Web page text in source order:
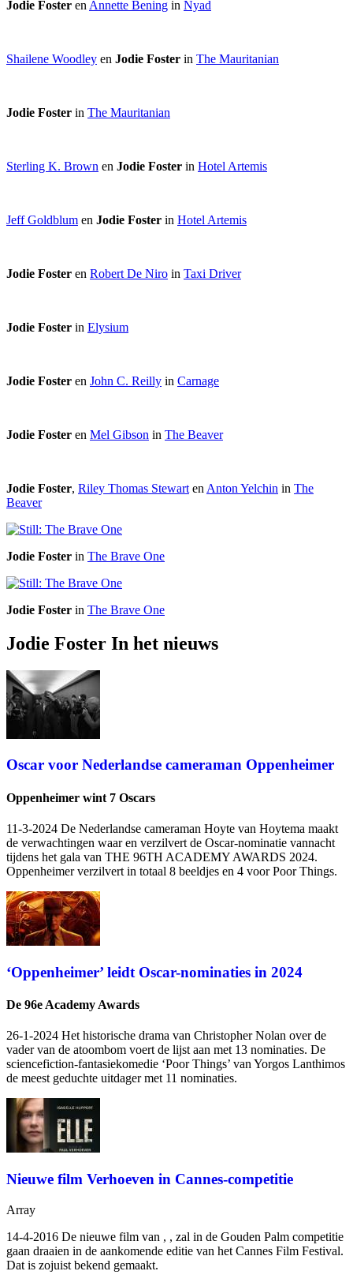
Jodie Foster en Annette Bening in Nyad
Shailene Woodley en Jodie Foster in The Mauritanian
Jodie Foster in The Mauritanian
Sterling K. Brown en Jodie Foster in Hotel Artemis
Jeff Goldblum en Jodie Foster in Hotel Artemis
Jodie Foster en Robert De Niro in Taxi Driver
Jodie Foster in Elysium
Jodie Foster en John C. Reilly in Carnage
Jodie Foster en Mel Gibson in The Beaver
Jodie Foster, Riley Thomas Stewart en Anton Yelchin in The
Beaver
Jodie Foster in The Brave One
Jodie Foster in The Brave One
Jodie Foster In het nieuws
Oscar voor Nederlandse cameraman Oppenheimer
Oppenheimer wint 7 Oscars
11-3-2024 De Nederlandse cameraman Hoyte van Hoytema maakt
de verwachtingen waar en verzilvert de Oscar-nominatie vannacht
tijdens het gala van THE 96TH ACADEMY AWARDS 2024.
Oppenheimer verzilvert in totaal 8 beeldjes en 4 voor Poor Things.
‘Oppenheimer’ leidt Oscar-nominaties in 2024
De 96e Academy Awards
26-1-2024 Het historische drama van Christopher Nolan over de
vader van de atoombom voert de lijst aan met 13 nominaties. De
sciencefiction-fantasiekomedie ‘Poor Things’ van Yorgos Lanthimos
de meest geduchte uitdager met 11 nominaties.
Nieuwe film Verhoeven in Cannes-competitie
Array
14-4-2016 De nieuwe film van , , zal in de Gouden Palm competitie
gaan draaien in de aankomende editie van het Cannes Film Festival.
Dat is zojuist bekend gemaakt.